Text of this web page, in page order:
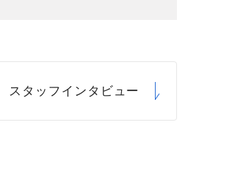
スタッフ インタビュー